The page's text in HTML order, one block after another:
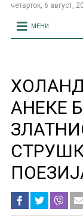
четврток, 6 август,
МЕНИ
АНЕКЕ